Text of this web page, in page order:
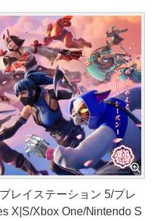
レイステーション 5/プレ
X|S/Xbox One/Nintendo S